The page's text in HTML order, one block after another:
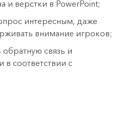
и верстки в PowerPoint;
интересным, даже
внимание игроков;
обратную связь и
в соответствии с